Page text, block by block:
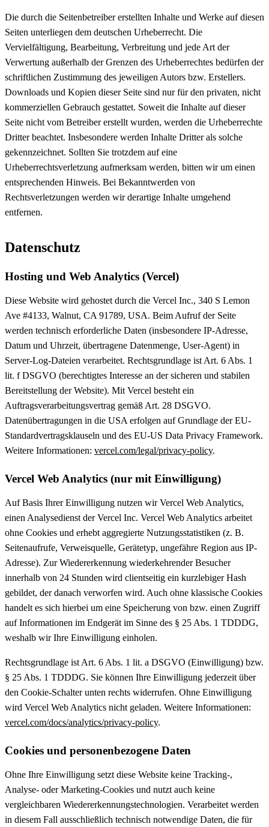
Die durch die Seitenbetreiber erstellten Inhalte und Werke auf diesen
Seiten unterliegen dem deutschen Urheberrecht. Die
Vervielfältigung, Bearbeitung, Verbreitung und jede Art der
Verwertung außerhalb der Grenzen des Urheberrechtes bedürfen der
schriftlichen Zustimmung des jeweiligen Autors bzw. Erstellers.
Downloads und Kopien dieser Seite sind nur für den privaten, nicht
kommerziellen Gebrauch gestattet. Soweit die Inhalte auf dieser
Seite nicht vom Betreiber erstellt wurden, werden die Urheberrechte
Dritter beachtet. Insbesondere werden Inhalte Dritter als solche
gekennzeichnet. Sollten Sie trotzdem auf eine
Urheberrechtsverletzung aufmerksam werden, bitten wir um einen
entsprechenden Hinweis. Bei Bekanntwerden von
Rechtsverletzungen werden wir derartige Inhalte umgehend
entfernen.
Datenschutz
Hosting und Web Analytics (Vercel)
Diese Website wird gehostet durch die Vercel Inc., 340 S Lemon
Ave #4133, Walnut, CA 91789, USA. Beim Aufruf der Seite
werden technisch erforderliche Daten (insbesondere IP-Adresse,
Datum und Uhrzeit, übertragene Datenmenge, User-Agent) in
Server-Log-Dateien verarbeitet. Rechtsgrundlage ist Art. 6 Abs. 1
lit. f DSGVO (berechtigtes Interesse an der sicheren und stabilen
Bereitstellung der Website). Mit Vercel besteht ein
Auftragsverarbeitungsvertrag gemäß Art. 28 DSGVO.
Datenübertragungen in die USA erfolgen auf Grundlage der EU-
Standardvertragsklauseln und des EU-US Data Privacy Framework.
Weitere Informationen: vercel.com/legal/privacy-policy.
Vercel Web Analytics (nur mit Einwilligung)
Auf Basis Ihrer Einwilligung nutzen wir Vercel Web Analytics,
einen Analysedienst der Vercel Inc. Vercel Web Analytics arbeitet
ohne Cookies und erhebt aggregierte Nutzungsstatistiken (z. B.
Seitenaufrufe, Verweisquelle, Gerätetyp, ungefähre Region aus IP-
Adresse). Zur Wiedererkennung wiederkehrender Besucher
innerhalb von 24 Stunden wird clientseitig ein kurzlebiger Hash
gebildet, der danach verworfen wird. Auch ohne klassische Cookies
handelt es sich hierbei um eine Speicherung von bzw. einen Zugriff
auf Informationen im Endgerät im Sinne des § 25 Abs. 1 TDDDG,
weshalb wir Ihre Einwilligung einholen.
Rechtsgrundlage ist Art. 6 Abs. 1 lit. a DSGVO (Einwilligung) bzw.
§ 25 Abs. 1 TDDDG. Sie können Ihre Einwilligung jederzeit über
den Cookie-Schalter unten rechts widerrufen. Ohne Einwilligung
wird Vercel Web Analytics nicht geladen. Weitere Informationen:
vercel.com/docs/analytics/privacy-policy.
Cookies und personenbezogene Daten
Ohne Ihre Einwilligung setzt diese Website keine Tracking-,
Analyse- oder Marketing-Cookies und nutzt auch keine
vergleichbaren Wiedererkennungstechnologien. Verarbeitet werden
in diesem Fall ausschließlich technisch notwendige Daten, die für